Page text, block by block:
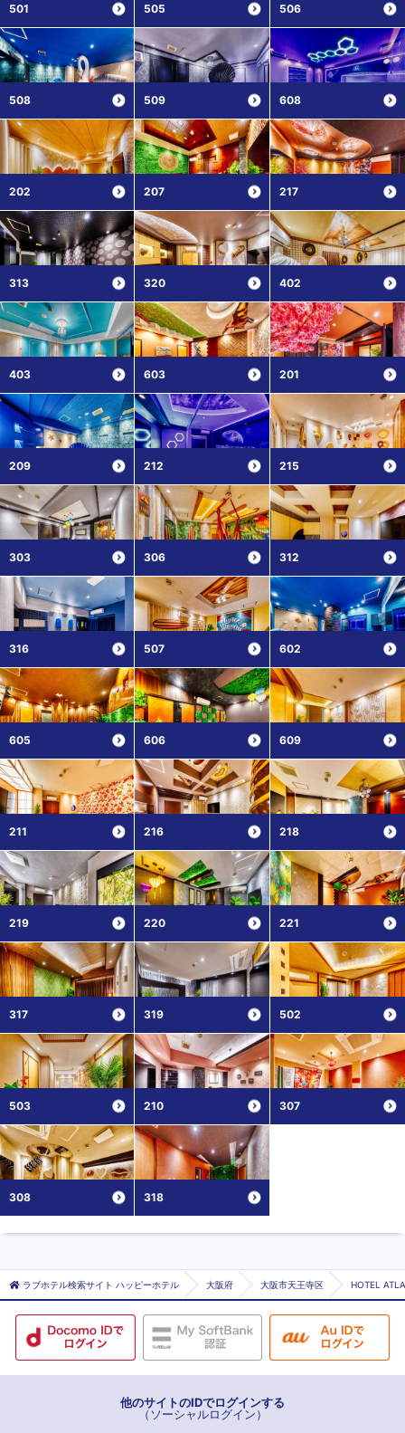
501 505 506
508 509 608
202 207 217
313 320 402
403 603 201
209 212 215
303 306 312
316 507 602
605 606 609
211 216 218
219 220 221
317 319 502
503 210 307
308 318
ラブホテル検索サイト ハッピーホテル 大阪府 大阪市天王寺区 HOTEL
他のサイトのIDでログインする
（ソーシャルログイン）